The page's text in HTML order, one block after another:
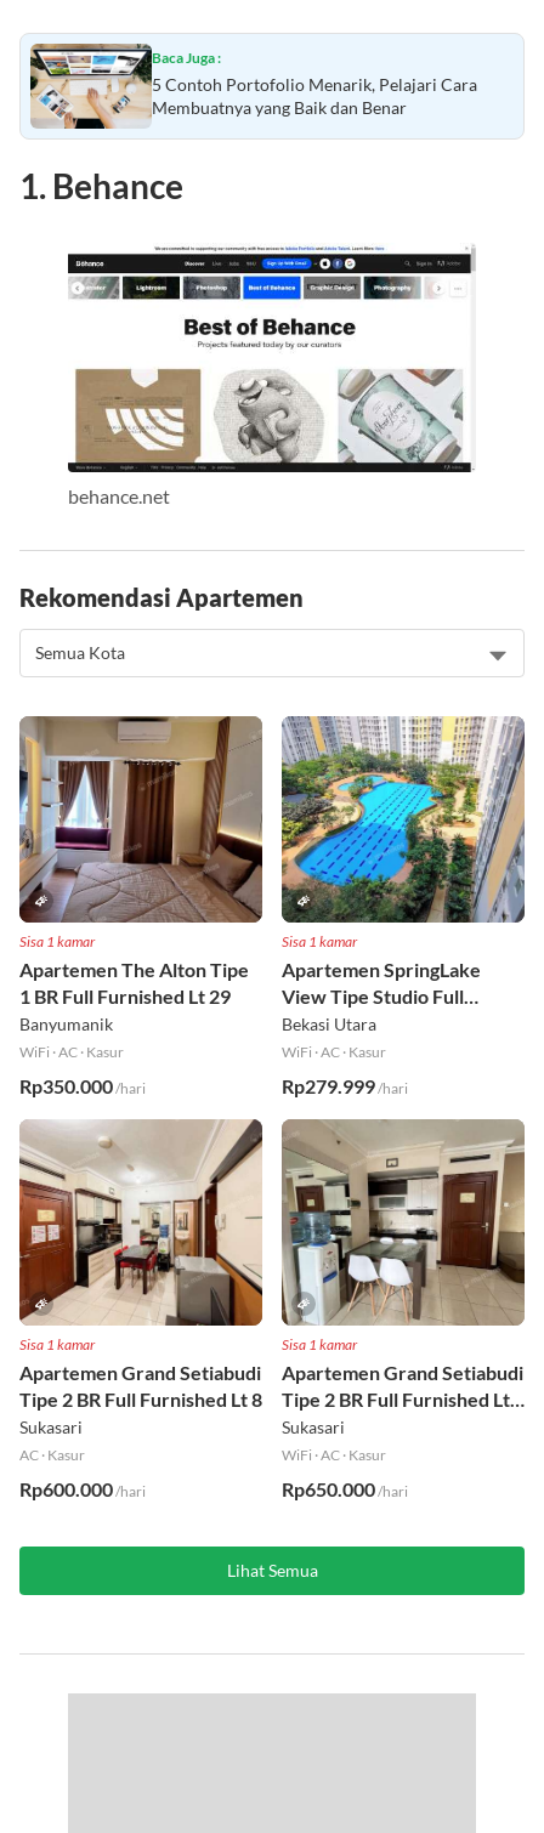
Baca Juga :
5 Contoh Portofolio Menarik, Pelajari Cara
Membuatnya yang Baik dan Benar
1. Behance
behance.net
Rekomendasi Apartemen
Sisa 1 kamar
Apartemen The Alton Tipe
1 BR Full Furnished Lt 29
Banyumanik
WiFi ·AC · Kasur
Rp350.000/hari
Sisa 1 kamar
Apartemen SpringLake
View Tipe Studio Full
Furnished Lt 2
Bekasi Utara
WiFi ·AC · Kasur
Rp279.999/hari
Sisa 1 kamar
Apartemen Grand Setiabudi
Tipe 2 BR Full Furnished Lt 8
Sukasari
AC · Kasur
Rp600.000/hari
Sisa 1 kamar
Apartemen Grand Setiabudi
Tipe 2 BR Full Furnished Lt
19
Sukasari
WiFi ·AC · Kasur
Rp650.000/hari
Lihat Semua